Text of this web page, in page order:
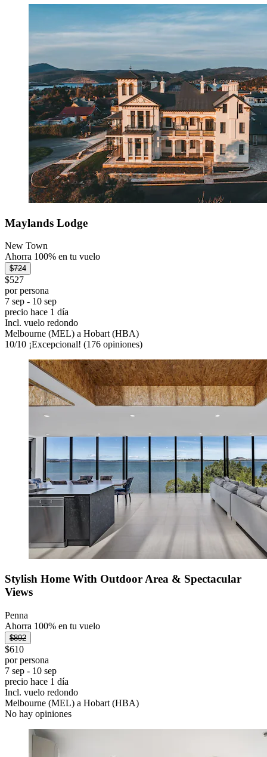
Maylands Lodge
New Town
Ahorra 100% en tu vuelo
$724
$527
por persona
7 sep - 10 sep
precio hace 1 día
Incl. vuelo redondo
Melbourne (MEL) a Hobart (HBA)
10/10 ¡Excepcional! (176 opiniones)
Stylish Home With Outdoor Area & Spectacular
Views
Penna
Ahorra 100% en tu vuelo
$892
$610
por persona
7 sep - 10 sep
precio hace 1 día
Incl. vuelo redondo
Melbourne (MEL) a Hobart (HBA)
No hay opiniones